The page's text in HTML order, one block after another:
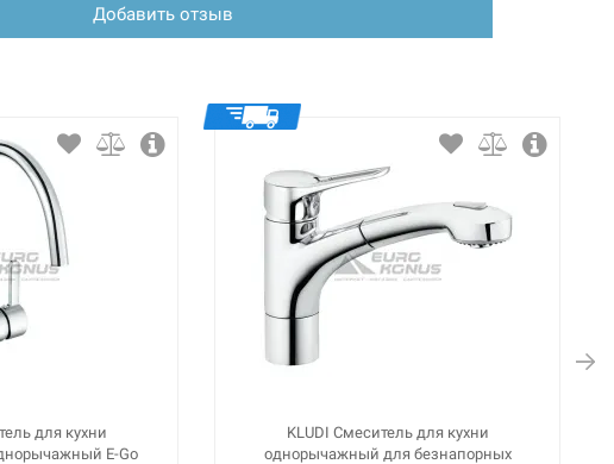
Добавить отзыв
для кухни
E-Go
KLUDI Смеситель для кухни
однорычажный для безнапорных